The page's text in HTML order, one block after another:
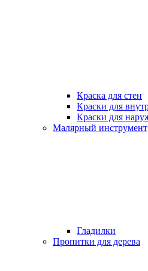
Краска для стен
Краски для
Краски для
Малярный инструмент
Гладилки
Пропитки для дерева